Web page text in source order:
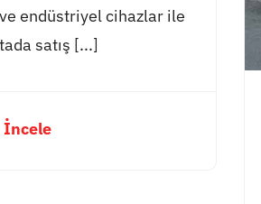
endüstriyel cihazlar ile
satış [...]
İncele